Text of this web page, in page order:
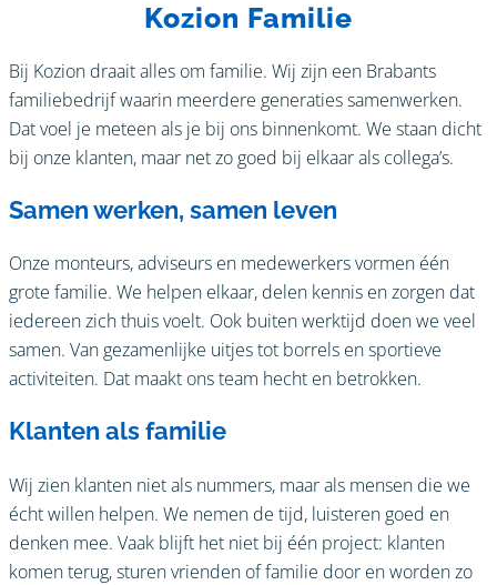
Kozion Familie
Bij Kozion draait alles om familie. Wij zijn een Brabants
familiebedrijf waarin meerdere generaties samenwerken.
Dat voel je meteen als je bij ons binnenkomt. We staan dicht
bij onze klanten, maar net zo goed bij elkaar als collega’s.
Samen werken, samen leven
Onze monteurs, adviseurs en medewerkers vormen één
grote familie. We helpen elkaar, delen kennis en zorgen dat
iedereen zich thuis voelt. Ook buiten werktijd doen we veel
samen. Van gezamenlijke uitjes tot borrels en sportieve
activiteiten. Dat maakt ons team hecht en betrokken.
Klanten als familie
Wij zien klanten niet als nummers, maar als mensen die we
écht willen helpen. We nemen de tijd, luisteren goed en
denken mee. Vaak blijft het niet bij één project: klanten
komen terug, sturen vrienden of familie door en worden zo